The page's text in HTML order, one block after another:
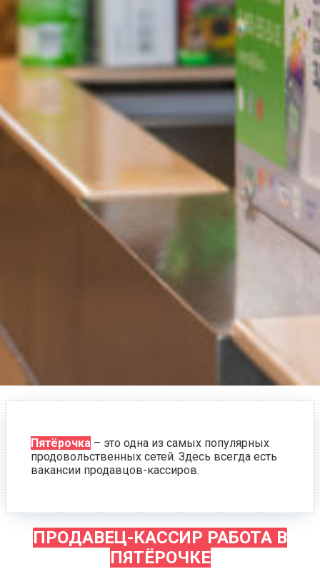
Пятёрочка – это одна из самых популярных
продовольственных сетей. Здесь всегда есть
вакансии продавцов-кассиров.
ПРОДАВЕЦ-КАССИР РАБОТА В
ПЯТЁРОЧКЕ